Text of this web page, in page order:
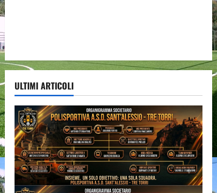
ULTIMI ARTICOLI